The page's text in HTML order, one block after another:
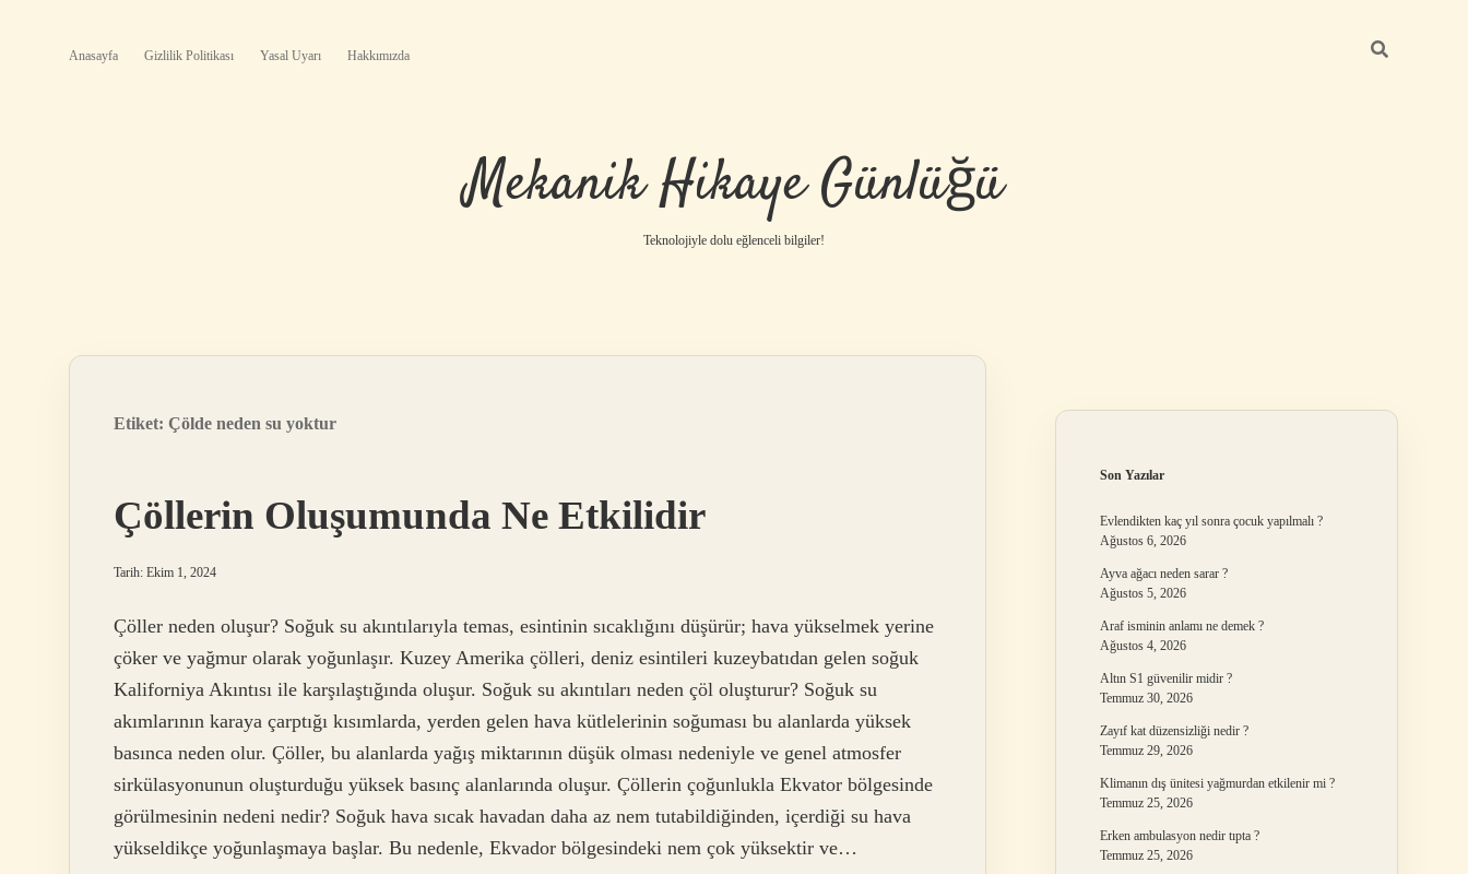
Anasayfa Gizlilik Politikası Yasal Uyarı Hakkımızda
Mekanik Hikaye Günlüğü
Teknolojiyle dolu eğlenceli bilgiler!
Etiket: Çölde neden su yoktur
Çöllerin Oluşumunda Ne Etkilidir
Tarih: Ekim 1, 2024
Çöller neden oluşur? Soğuk su akıntılarıyla temas, esintinin sıcaklığını düşürür; hava yükselmek yerine
çöker ve yağmur olarak yoğunlaşır. Kuzey Amerika çölleri, deniz esintileri kuzeybatıdan gelen soğuk
Kaliforniya Akıntısı ile karşılaştığında oluşur. Soğuk su akıntıları neden çöl oluşturur? Soğuk su
akımlarının karaya çarptığı kısımlarda, yerden gelen hava kütlelerinin soğuması bu alanlarda yüksek
basınca neden olur. Çöller, bu alanlarda yağış miktarının düşük olması nedeniyle ve genel atmosfer
sirkülasyonunun oluşturduğu yüksek basınç alanlarında oluşur. Çöllerin çoğunlukla Ekvator bölgesinde
görülmesinin nedeni nedir? Soğuk hava sıcak havadan daha az nem tutabildiğinden, içerdiği su hava
yükseldikçe yoğunlaşmaya başlar. Bu nedenle, Ekvador bölgesindeki nem çok yüksektir ve…
Son Yazılar
Evlendikten kaç yıl sonra çocuk yapılmalı ?
Ağustos 6, 2026
Ayva ağacı neden sarar ?
Ağustos 5, 2026
Araf isminin anlamı ne demek ?
Ağustos 4, 2026
Altın S1 güvenilir midir ?
Temmuz 30, 2026
Zayıf kat düzensizliği nedir ?
Temmuz 29, 2026
Klimanın dış ünitesi yağmurdan etkilenir mi ?
Temmuz 25, 2026
Erken ambulasyon nedir tıpta ?
Temmuz 25, 2026